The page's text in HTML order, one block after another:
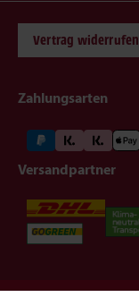
Vertrag widerrufen
Zahlungsarten
Versandpartner